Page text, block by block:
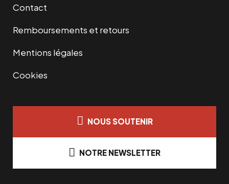
Contact
Remboursements et retours
Mentions légales
Cookies
NOUS SOUTENIR
NOTRE NEWSLETTER